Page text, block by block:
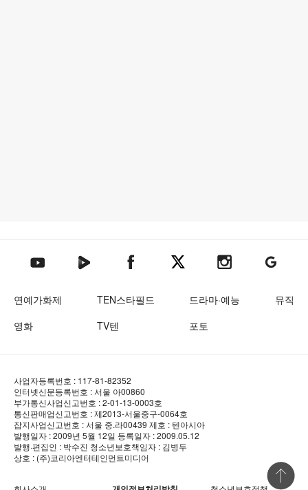
텐아시아 유튜브텐아시아 네이버TV텐아시아 페이스북텐아시아 엑스텐아시아 인스타그램
텐아시아
연예가화제 TEN스타필드 드라마·예능
뮤직
영화
TV텐 포토
사업자등록번호 : 117-81-82352
인터넷신문등록번호 : 서울 아00860
부가통신사업신고번호 : 2-01-13-0003호
통신판매업신고번호 : 제2013-서울중구-0064호
잡지사업신고번호 : 서울 중.라00439 제호 : 텐아시아
발행일자 : 2009년 5월 12일 등록일자 : 2009.05.12
발행·편집인 : 박수진 청소년보호책임자 : 김병두
상호 : (주)코리아엔터테인먼트미디어
상단 바로